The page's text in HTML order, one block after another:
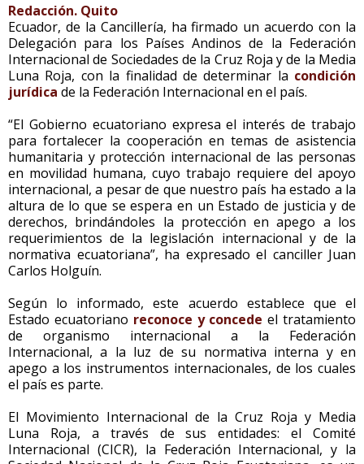
Redacción. Quito
Ecuador, de la Cancillería, ha firmado un acuerdo con la
Delegación para los Países Andinos de la Federación
Internacional de Sociedades de la Cruz Roja y de la Media
Luna Roja, con la finalidad de determinar la condición
jurídica de la Federación Internacional en el país.
“El Gobierno ecuatoriano expresa el interés de trabajo
para fortalecer la cooperación en temas de asistencia
humanitaria y protección internacional de las personas
en movilidad humana, cuyo trabajo requiere del apoyo
internacional, a pesar de que nuestro país ha estado a la
altura de lo que se espera en un Estado de justicia y de
derechos, brindándoles la protección en apego a los
requerimientos de la legislación internacional y de la
normativa ecuatoriana”, ha expresado el canciller Juan
Carlos Holguín.
Según lo informado, este acuerdo establece que el
Estado ecuatoriano reconoce y concede el tratamiento
de organismo internacional a la Federación
Internacional, a la luz de su normativa interna y en
apego a los instrumentos internacionales, de los cuales
el país es parte.
El Movimiento Internacional de la Cruz Roja y Media
Luna Roja, a través de sus entidades: el Comité
Internacional (CICR), la Federación Internacional, y la